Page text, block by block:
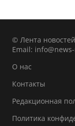
© Лента
Email:
О нас
Контакты
Редакционная
Политика